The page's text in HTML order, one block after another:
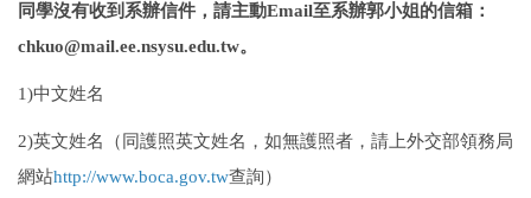
同學沒有收到系辦信件，請主動Email至系辦郭小姐的信箱：
chkuo@mail.ee.nsysu.edu.tw。
1)中文姓名
2)英文姓名（同護照英文姓名，如無護照者，請上外交部領務局
網站http://www.boca.gov.tw查詢）